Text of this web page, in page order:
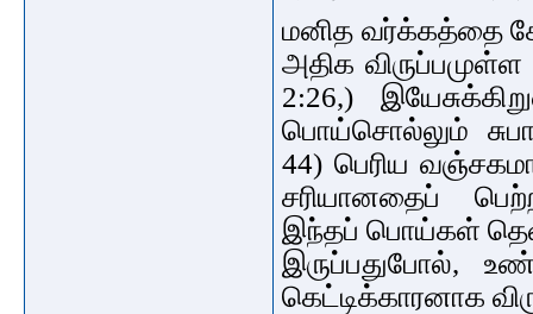
மனித வர்க்கத்தை
அதிக
2:26,)
பொய்சொல்லும்
44) பெரிய
சரியானதைப்
இந்தப் பொய்கள்
இருப்பதுபோல்,
கெட்டிக்காரனாக